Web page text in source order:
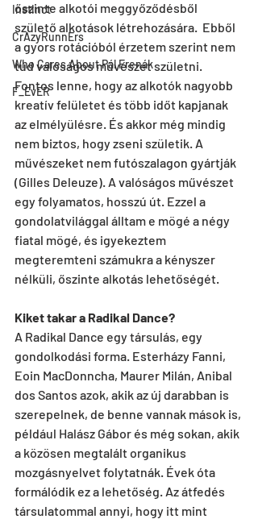
Instinct
CrAzyRunnErs
Who Cares About Pál Frenák
F_EvER
őszinte alkotói meggyőződésből
születő alkotások létrehozására.  Ebből
a gyors rotációból érzetem szerint nem
tud valóságos művészet születni.
Fontos lenne, hogy az alkotók nagyobb
kreatív felületet és több időt kapjanak
az elmélyülésre. És akkor még mindig
nem biztos, hogy zseni születik. A
művészeket nem futószalagon gyártják
(Gilles Deleuze). A valóságos művészet
egy folyamatos, hosszú út. Ezzel a
gondolatvilággal álltam e mögé a négy
fiatal mögé, és igyekeztem
megteremteni számukra a kényszer
nélküli, őszinte alkotás lehetőségét.
Kiket takar a Radikal Dance?
A Radikal Dance egy társulás, egy
gondolkodási forma. Esterházy Fanni,
Eoin MacDonncha, Maurer Milán, Anibal
dos Santos azok, akik az új darabban is
szerepelnek, de benne vannak mások is,
például Halász Gábor és még sokan, akik
a közösen megtalált organikus
mozgásnyelvet folytatnák. Évek óta
formálódik ez a lehetőség. Az átfedés
társulatommal annyi, hogy itt mint